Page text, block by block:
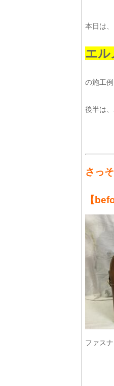
本日は、
エル
の施工例
後半は
さっ
【
ファス